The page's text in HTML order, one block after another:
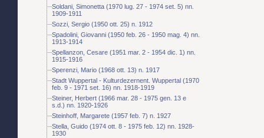
Soldani, Simonetta (1970 lug. 27 - 1974 set. 5) nn.
1909-1911
Sozzi, Sergio (1950 ott. 25) n. 1912
Spadolini, Giovanni (1950 feb. 26 - 1950 mag. 4) nn.
1913-1914
Spellanzon, Cesare (1951 mar. 2 - 1954 dic. 1) nn.
1915-1916
Sperenzi, Mario (1968 ott. 13) n. 1917
Stadt Wuppertal - Kulturdezernent. Wuppertal (1970
feb. 9 - 1971 set. 16) nn. 1918-1919
Steiner, Herbert (1966 mar. 28 - 1975 gen. 13 e
s.d.) nn. 1920-1926
Steinhoff, Margarete (1957 feb. 7) n. 1927
Stella, Guido (1974 ott. 8 - 1975 feb. 12) nn. 1928-
1930